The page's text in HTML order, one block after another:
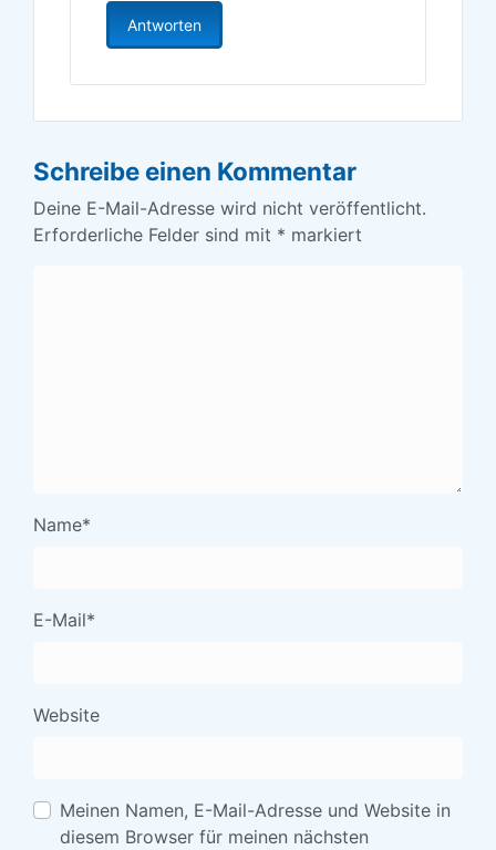
Antworten
Schreibe einen Kommentar
Deine E-Mail-Adresse wird nicht veröffentlicht.
Erforderliche Felder sind mit * markiert
Name*
E-Mail*
Website
Meinen Namen, E-Mail-Adresse und Website in
diesem Browser für meinen nächsten